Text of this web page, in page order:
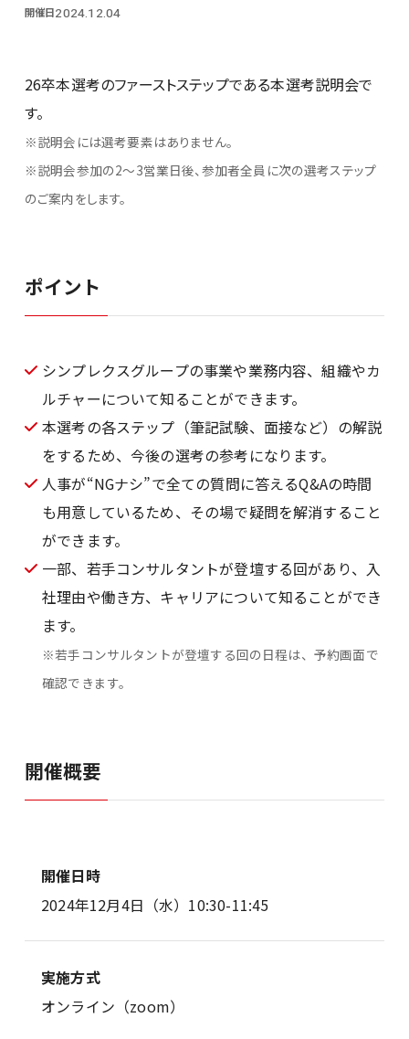
開催日2024.12.04
26卒本選考のファーストステップである本選考説明会で
す。
※説明会には選考要素はありません。
※説明会参加の2～3営業日後、参加者全員に次の選考ステップ
のご案内をします。
ポイント
シンプレクスグループの事業や業務内容、組織やカ
ルチャーについて知ることができます。
本選考の各ステップ（筆記試験、面接など）の解説
をするため、今後の選考の参考になります。
人事が“NGナシ”で全ての質問に答えるQ&Aの時間
も用意しているため、その場で疑問を解消すること
ができます。
一部、若手コンサルタントが登壇する回があり、入
社理由や働き方、キャリアについて知ることができ
ます。
※若手コンサルタントが登壇する回の日程は、予約画面で
確認できます。
開催概要
開催日時
2024年12月4日（水）10:30-11:45
実施方式
オンライン（zoom）